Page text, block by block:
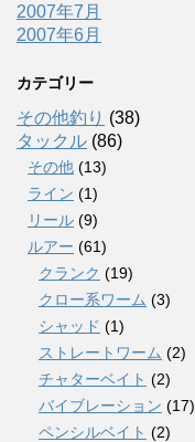
2007年7月
2007年6月
カテゴリー
その他釣り (38)
タックル (86)
その他 (13)
ライン (1)
リール (9)
ルアー (61)
クランク (19)
クロー系ワーム (3)
シャッド (1)
ストレートワーム (2)
チャターベイト (2)
バイブレーション (17)
ペンシルベイト (2)